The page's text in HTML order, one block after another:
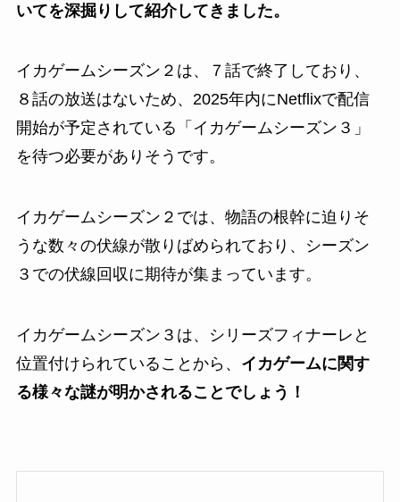
いてを深掘りして紹介してきました。
イカゲームシーズン２は、７話で終了しており、
８話の放送はないため、2025年内にNetflixで配信
開始が予定されている「イカゲームシーズン３」
を待つ必要がありそうです。
イカゲームシーズン２では、物語の根幹に迫りそ
うな数々の伏線が散りばめられており、シーズン
３での伏線回収に期待が集まっています。
イカゲームシーズン３は、シリーズフィナーレと
位置付けられていることから、 イカゲームに関す
る様々な謎が明かされることでしょう！